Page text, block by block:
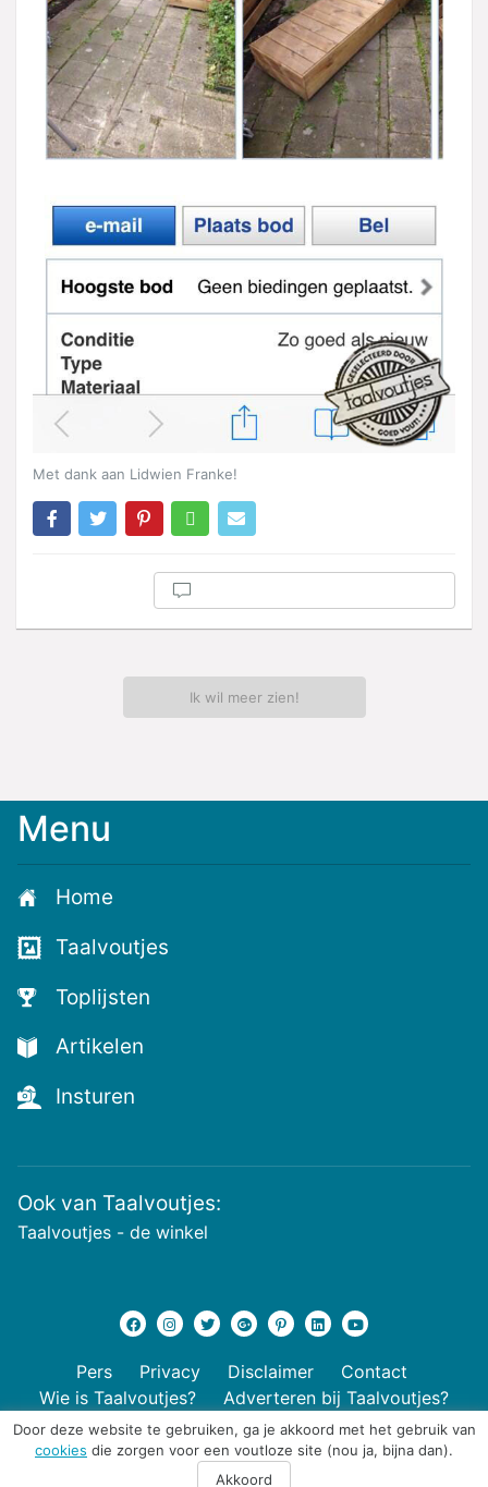
Met dank aan Lidwien Franke!
Ik wil meer zien!
Meld
voor
de
nieuwste
voutjes
en
de
voutste
nieuwtjes!
Menu
Home
Taalvoutjes
Toplijsten
Artikelen
Insturen
Ook van Taalvoutjes:
Taalvoutjes - de winkel
Pers Privacy Disclaimer
Contact
Wie is Taalvoutjes?
Adverteren bij Taalvoutjes?
Door deze website te gebruiken, ga je akkoord met het gebruik van
cookies die zorgen voor een voutloze site (nou ja, bijna dan).
Akkoord